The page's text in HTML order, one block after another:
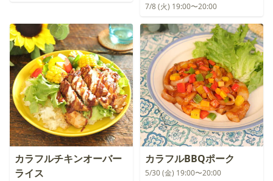
7/8 (火) 19:00〜20:00
カラフルチキンオーバー
ライス
カラフルBBQポーク
5/30 (金) 19:00〜20:00